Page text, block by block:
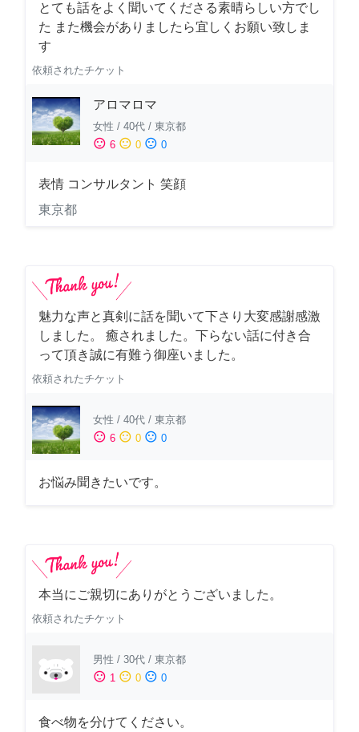
とても話をよく聞いてくださる素晴らしい方でし
た また機会がありましたら宜しくお願い致しま
す
依頼されたチケット
アロマロマ
女性 / 40代 / 東京都
sentiment_satisfied 6 sentiment_neutral 0 sentiment_dissatisfied 0
表情 コンサルタント 笑顔
東京都
魅力な声と真剣に話を聞いて下さり大変感謝感激
しました。 癒されました。下らない話に付き合
って頂き誠に有難う御座いました。
依頼されたチケット
女性 / 40代 / 東京都
sentiment_satisfied 6 sentiment_neutral 0 sentiment_dissatisfied 0
お悩み聞きたいです。
本当にご親切にありがとうございました。
依頼されたチケット
男性 / 30代 / 東京都
sentiment_satisfied 1 sentiment_neutral 0 sentiment_dissatisfied 0
食べ物を分けてください。